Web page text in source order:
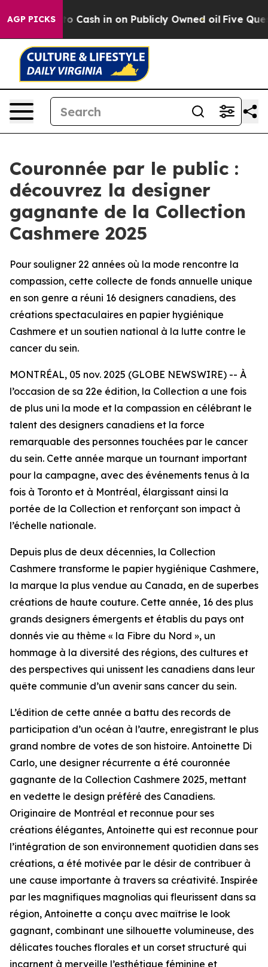
AGP PICKS
to Cash in on Publicly Owned oil Five Questions
Couronnée par le public :
découvrez la designer
gagnante de la Collection
Cashmere 2025
Pour souligner 22 années où la mode rencontre la
compassion, cette collecte de fonds annuelle unique
en son genre a réuni 16 designers canadiens, des
créations spectaculaires en papier hygiénique
Cashmere et un soutien national à la lutte contre le
cancer du sein.
MONTRÉAL, 05 nov. 2025 (GLOBE NEWSWIRE) -- À
l’occasion de sa 22e édition, la Collection a une fois
de plus uni la mode et la compassion en célébrant le
talent des designers canadiens et la force
remarquable des personnes touchées par le cancer
du sein. Cette année marque un tournant important
pour la campagne, avec des événements tenus à la
fois à Toronto et à Montréal, élargissant ainsi la
portée de la Collection et renforçant son impact à
l’échelle nationale.
Depuis plus de deux décennies, la Collection
Cashmere transforme le papier hygiénique Cashmere,
la marque la plus vendue au Canada, en de superbes
créations de haute couture. Cette année, 16 des plus
grands designers émergents et établis du pays ont
donnés vie au thème « la Fibre du Nord », un
hommage à la diversité des régions, des cultures et
des perspectives qui unissent les canadiens dans leur
quête communie d’un avenir sans cancer du sein.
L’édition de cette année a battu des records de
participation d’un océan à l’autre, enregistrant le plus
grand nombre de votes de son histoire. Antoinette Di
Carlo, une designer récurrente a été couronnée
gagnante de la Collection Cashmere 2025, mettant
en vedette le design préféré des Canadiens.
Originaire de Montréal et reconnue pour ses
créations élégantes, Antoinette qui est reconnue pour
l’intégration de son environnement quotidien dans ses
créations, a été motivée par le désir de contribuer à
une cause importante à travers sa créativité. Inspirée
par les magnifiques magnolias qui fleurissent dans sa
région, Antoinette a conçu avec maîtrise le look
gagnant, combinant une silhouette volumineuse, des
délicates touches florales et un corset structuré qui
incarnent à merveille l’esthétique féminine et